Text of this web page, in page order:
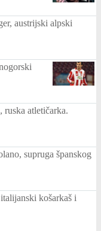
austrijski alpski
ruska atletičarka.
supruga španskog
košarkaš i